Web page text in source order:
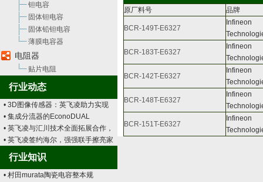
钽电容
固体钽电容
固体铅钽电容
薄膜电容器
电阻器
贴片电阻
行业动态
• 3D图像传感器：英飞凌助力实现
• 集成分流器的EconoDUAL
• 英飞凌与汇川技术全面拓展合作，
• 英飞凌签约海尔，强强联手擦亮家
行业知识
• 村田murata陶瓷电容整本规
原厂料号 品牌
BCR-149T-E6327
Infineon
BCR-183T-E6327
Infineon
BCR-142T-E6327
Infineon
BCR-148T-E6327
Infineon
BCR-151T-E6327
Infineon